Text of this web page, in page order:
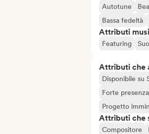
Autotune
Bassa fedeltà
Attributi
Featuring
Attributi che
Disponibile su
Forte
Progetto
Attributi che
Compositore